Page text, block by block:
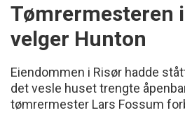
Tømrermesteren
velger Hunton
Eiendommen i Risør hadde
det vesle huset trengte
tømrermester Lars Fossum